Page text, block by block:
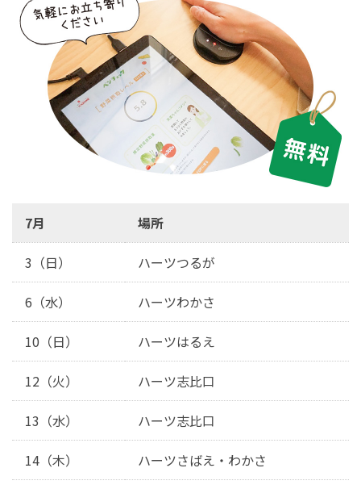
7月 場所
3（日） ハーツつるが
6（水） ハーツわかさ
10（日） ハーツはるえ
12（火） ハーツ志比口
13（水） ハーツ志比口
14（木） ハーツさばえ・わかさ